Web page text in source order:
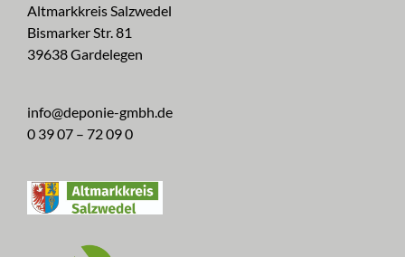
Altmarkkreis Salzwedel
Bismarker Str. 81
39638 Gardelegen
info@deponie-gmbh.de
0 39 07 – 72 09 0